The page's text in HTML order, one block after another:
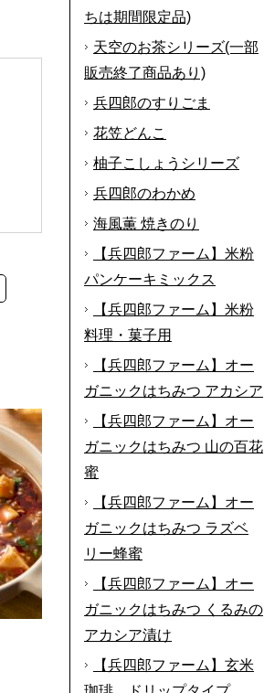
ちは期間限定品)
天空のお茶シリーズ(一部
販売終了商品あり)
兵四郎のすりごま
花笠どんこ
柚子こしょうシリーズ
兵四郎のわかめ
海風薫 焼きのり
【兵四郎ファーム】米粉
パンケーキミックス
【兵四郎ファーム】米粉
料理・菓子用
【兵四郎ファーム】オー
ガニックはちみつ アカシア
【兵四郎ファーム】オー
ガニックはちみつ 山の百花
蜜
【兵四郎ファーム】オー
ガニックはちみつ ラズベ
リー蜂蜜
【兵四郎ファーム】オー
ガニックはちみつ くるみの
アカシア漬け
【兵四郎ファーム】玄米